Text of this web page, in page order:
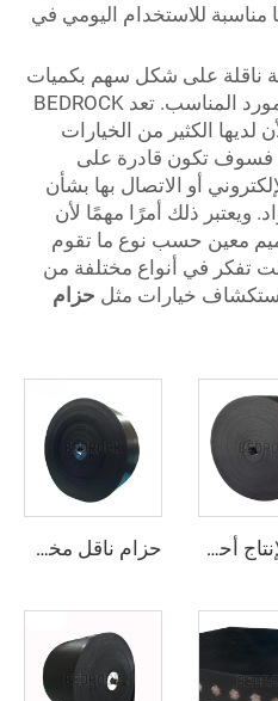
مناسبة للاستخدام اليومي في
ناقلة على شكل سهم بكميات
كبيرة، فمن الأفضل أن تجد المورد المناسب. تعد BEDROCK
لديها الكثير من الخيارات
فسوف تكون قادرة على
أو الاتصال بها بشأن
ويعتبر ذلك أمرًا مهمًا لأن
معين حسب نوع ما تقوم
تفكر في أنواع مختلفة من
خيارات مثل حزام
مصنع لإنتاج أحزمة ناقلة مطاطية سريعة الحركة قابلة للتعديل وتُغطى بالمطاط للاستخدام في المناجم حزام ناقل مخصص من البوليستر/النايلون المضاد للتمزق لخط تكسير المحاجر للصناعات التحويلية وتجارة التجزئة